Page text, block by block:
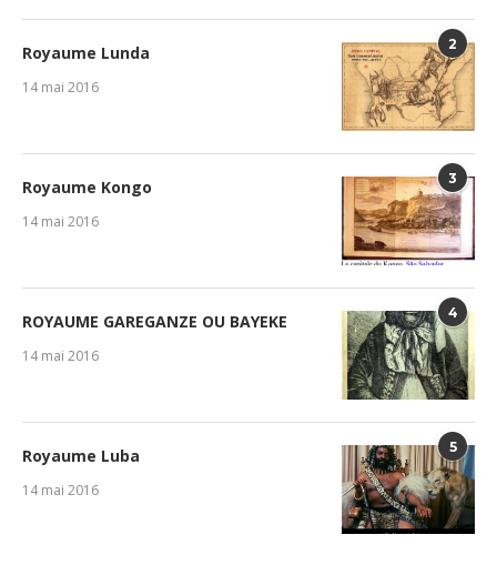
2
Royaume Lunda
14 mai 2016
3
Royaume Kongo
14 mai 2016
4
ROYAUME GAREGANZE OU BAYEKE
14 mai 2016
5
Royaume Luba
14 mai 2016